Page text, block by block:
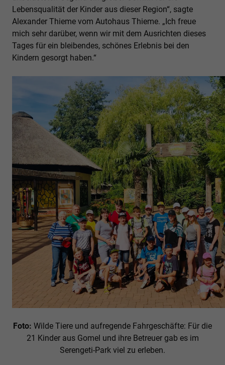
Lebensqualität der Kinder aus dieser Region“, sagte
Alexander Thieme vom Autohaus Thieme. „Ich freue
mich sehr darüber, wenn wir mit dem Ausrichten dieses
Tages für ein bleibendes, schönes Erlebnis bei den
Kindern gesorgt haben.“
Foto: Wilde Tiere und aufregende Fahrgeschäfte: Für die
21 Kinder aus Gomel und ihre Betreuer gab es im
Serengeti-Park viel zu erleben.